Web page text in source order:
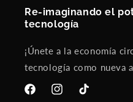
Re-imaginando el
tecnología
¡Únete a la economía
tecnología como nueva
FacebookInstagramTikTok